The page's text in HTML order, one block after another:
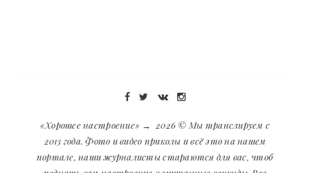
«Хорошее настроение» → 2026 © Мы транслируем с
2013 года. Фото и видео приколы и всё это на нашем
портале, наши журналисты стараются для вас, чтоб